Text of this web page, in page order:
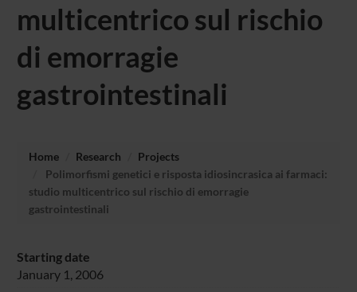
multicentrico sul rischio
di emorragie
gastrointestinali
Home Research
Projects
Polimorfismi genetici e risposta idiosincrasica ai farmaci:
studio multicentrico sul rischio di emorragie
gastrointestinali
Starting date
January 1, 2006